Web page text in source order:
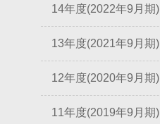
14年度(2022年9月期)
13年度(2021年9月期)
12年度(2020年9月期)
11年度(2019年9月期)